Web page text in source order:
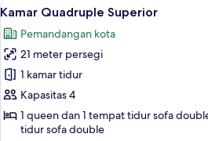
Superior
semua
foto
untuk
Kamar
Quadruple
Superior
12
Kamar Quadruple Superior
Pemandangan kota
21 meter persegi
1 kamar tidur
Kapasitas 4
1 queen dan 1 tempat tidur sofa
tidur sofa double